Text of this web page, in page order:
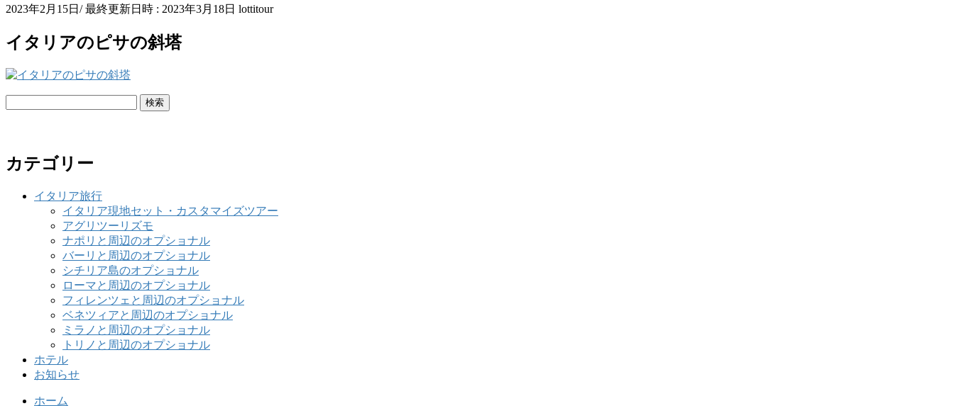
2023年2月15日 / 最終更新日時 : 2023年3月18日 lottitour
イタリアのピサの斜塔
カテゴリー
イタリア旅行
イタリア現地セット・カスタマイズツアー
アグリツーリズモ
ナポリと周辺のオプショナル
バーリと周辺のオプショナル
シチリア島のオプショナル
ローマと周辺のオプショナル
フィレンツェと周辺のオプショナル
ベネツィアと周辺のオプショナル
ミラノと周辺のオプショナル
トリノと周辺のオプショナル
ホテル
お知らせ
ホーム